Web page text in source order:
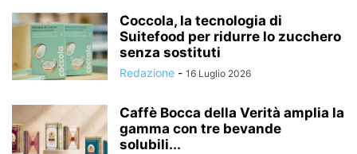
Coccola, la tecnologia di
Suitefood per ridurre lo zucchero
senza sostituti
Redazione - 16 Luglio 2026
Caffè Bocca della Verità amplia la
gamma con tre bevande
solubili...